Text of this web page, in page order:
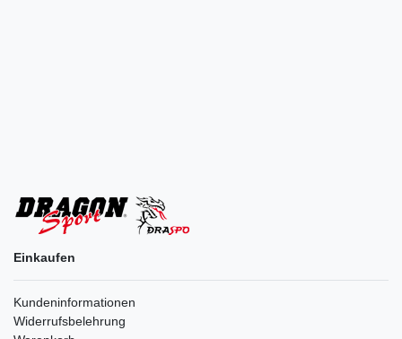
Einkaufen
Kundeninformationen
Widerrufsbelehrung